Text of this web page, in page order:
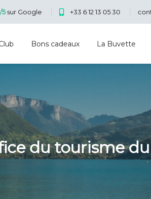
5sur Google +33 6 12 13 05 30
Bons cadeaux La Buvette
du tourisme du